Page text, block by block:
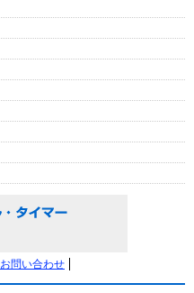
お問い合わせ